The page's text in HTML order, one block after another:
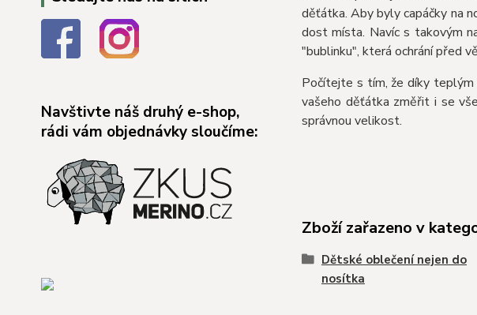
Navštivte náš druhý e-shop,
rádi vám objednávky sloučíme:
děťátka. Aby byly capáčky na
dost místa. Navíc s takovým
"bublinku", která ochrání před
Počítejte s tím, že díky teplým
vašeho děťátka změřit i se
správnou velikost.
Zboží zařazeno v
Dětské oblečení nejen do
nosítka